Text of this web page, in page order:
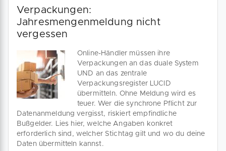
Verpackungen:
Jahresmengenmeldung nicht
vergessen
Online-Händler müssen ihre
Verpackungen an das duale System
UND an das zentrale
Verpackungsregister LUCID
übermitteln. Ohne Meldung wird es
teuer. Wer die synchrone Pflicht zur
Datenanmeldung vergisst, riskiert empfindliche
Bußgelder. Lies hier, welche Angaben konkret
erforderlich sind, welcher Stichtag gilt und wo du deine
Daten übermitteln kannst.